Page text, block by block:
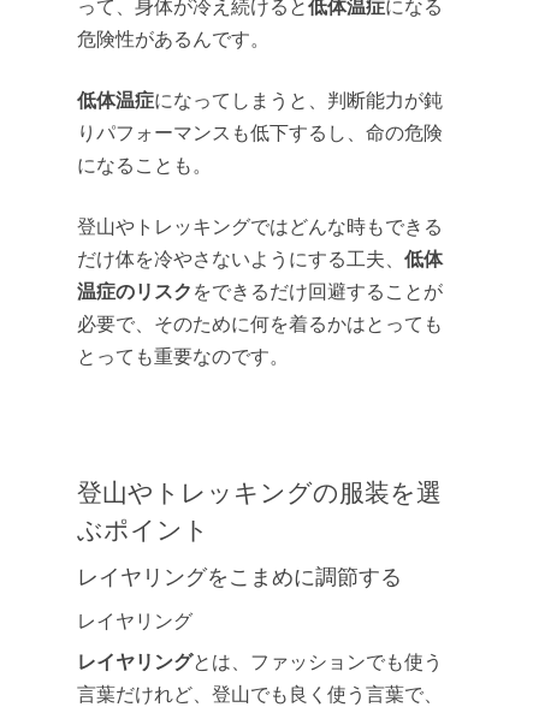
って、身体が冷え続けると低体温症になる
危険性があるんです。
低体温症になってしまうと、判断能力が鈍
りパフォーマンスも低下するし、命の危険
になることも。
登山やトレッキングではどんな時もできる
だけ体を冷やさないようにする工夫、低体
温症のリスク をできるだけ回避することが
必要で、そのために何を着るかはとっても
とっても重要なのです。
登山やトレッキングの服装を選
ぶポイント
レイヤリングをこまめに調節する
レイヤリング
レイヤリングとは、ファッションでも使う
言葉だけれど、登山でも良く使う言葉で、